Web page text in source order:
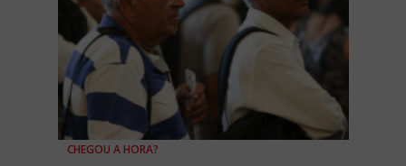
CHEGOU A HORA?